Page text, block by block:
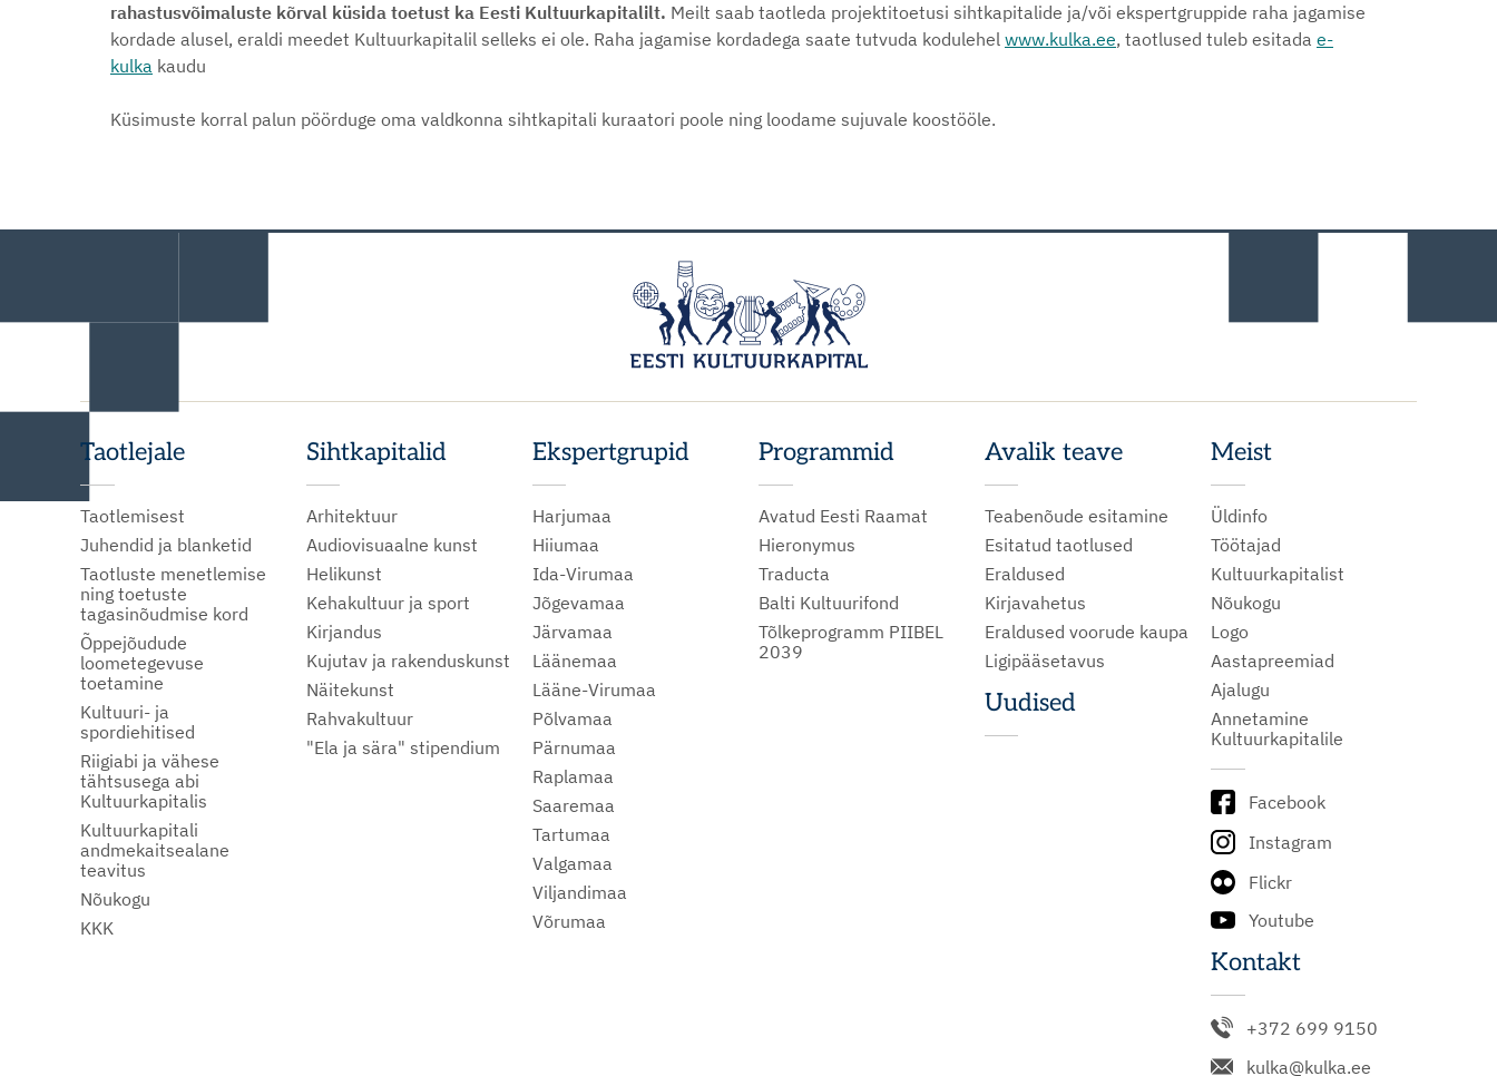
rahastusvõimaluste kõrval küsida toetust ka Eesti Kultuurkapitalilt. Meilt saab taotleda projektitoetusi sihtkapitalide ja/või ekspertgruppide raha jagamise
kordade alusel, eraldi meedet Kultuurkapitalil selleks ei ole. Raha jagamise kordadega saate tutvuda kodulehel www.kulka.ee, taotlused tuleb esitada e-
kulka kaudu
Küsimuste korral palun pöörduge oma valdkonna sihtkapitali kuraatori poole ning loodame sujuvale koostööle.
Taotlejale
Taotlemisest
Juhendid ja blanketid
Taotluste menetlemise
ning toetuste
tagasinõudmise kord
Õppejõudude
loometegevuse
toetamine
Kultuuri- ja
spordiehitised
Riigiabi ja vähese
tähtsusega abi
Kultuurkapitalis
Kultuurkapitali
andmekaitsealane
teavitus
Nõukogu
KKK
Sihtkapitalid
Arhitektuur
Audiovisuaalne kunst
Helikunst
Kehakultuur ja sport
Kirjandus
Kujutav ja rakenduskunst
Näitekunst
Rahvakultuur
"Ela ja sära" stipendium
Ekspertgrupid
Harjumaa
Hiiumaa
Ida-Virumaa
Jõgevamaa
Järvamaa
Läänemaa
Lääne-Virumaa
Põlvamaa
Pärnumaa
Raplamaa
Saaremaa
Tartumaa
Valgamaa
Viljandimaa
Võrumaa
Programmid
Avatud Eesti Raamat
Hieronymus
Traducta
Balti Kultuurifond
Tõlkeprogramm PIIBEL
2039
Avalik teave
Teabenõude esitamine
Esitatud taotlused
Eraldused
Kirjavahetus
Eraldused voorude kaupa
Ligipääsetavus
Uudised
Meist
Üldinfo
Töötajad
Kultuurkapitalist
Nõukogu
Logo
Aastapreemiad
Ajalugu
Annetamine
Kultuurkapitalile
Facebook
Instagram
Flickr
Youtube
Kontakt
+372 699 9150
kulka@kulka.ee